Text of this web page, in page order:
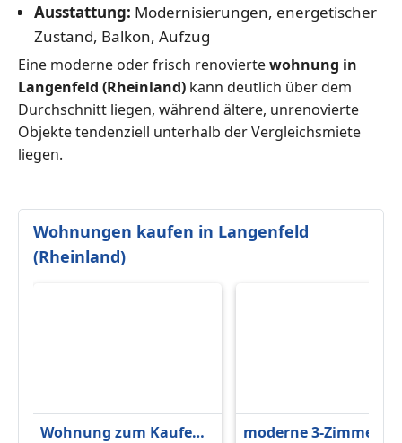
Ausstattung: Modernisierungen, energetischer
Zustand, Balkon, Aufzug
Eine moderne oder frisch renoviertewohnung in
Langenfeld (Rheinland) kann deutlich über dem
Durchschnitt liegen, während ältere, unrenovierte
Objekte tendenziell unterhalb der Vergleichsmiete
liegen.
Wohnungen kaufen in Langenfeld
(Rheinland)
Wohnung zum Kaufen
moderne 3-Zimmer-